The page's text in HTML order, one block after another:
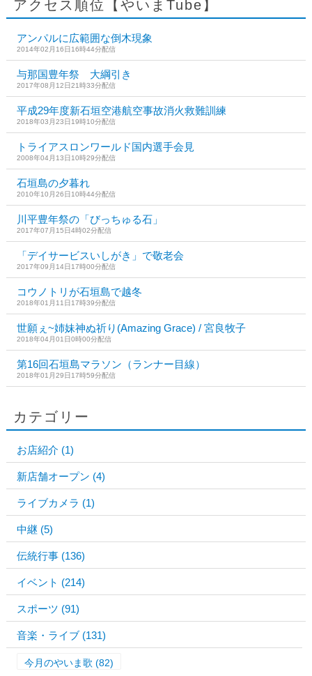
アクセス順位【やいまTube】
アンパルに広範囲な倒木現象
2014年02月16日16時44分配信
与那国豊年祭 大綱引き
2017年08月12日21時33分配信
平成29年度新石垣空港航空事故消火救難訓練
2018年03月23日19時10分配信
トライアスロンワールド国内選手会見
2008年04月13日10時29分配信
石垣島の夕暮れ
2010年10月26日10時44分配信
川平豊年祭の「びっちゅる石」
2017年07月15日4時02分配信
「デイサービスいしがき」で敬老会
2017年09月14日17時00分配信
コウノトリが石垣島で越冬
2018年01月11日17時39分配信
世願ぇ~姉妹神ぬ祈り(Amazing Grace) / 宮良牧子
2018年04月01日0時00分配信
第16回石垣島マラソン（ランナー目線）
2018年01月29日17時59分配信
カテゴリー
お店紹介 (1)
新店舗オープン (4)
ライブカメラ (1)
中継 (5)
伝統行事 (136)
イベント (214)
スポーツ (91)
音楽・ライブ (131)
今月のやいま歌 (82)